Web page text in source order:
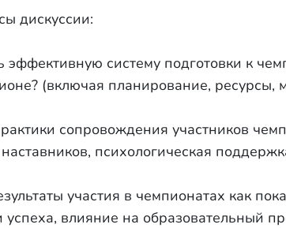
дискуссии:
эффективную систему подготовки к
(включая планирование, ресурсы,
сопровождения участников
психологическая
участия в чемпионатах как
успеха, влияние на образовательный